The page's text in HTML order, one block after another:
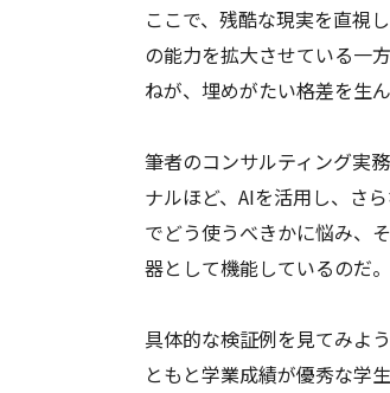
ここで、残酷な現実を直視
の能力を拡大させている一
ねが、埋めがたい格差を生ん
筆者のコンサルティング実
ナルほど、AIを活用し、さ
でどう使うべきかに悩み、
器として機能しているのだ。
具体的な検証例を見てみよ
ともと学業成績が優秀な学